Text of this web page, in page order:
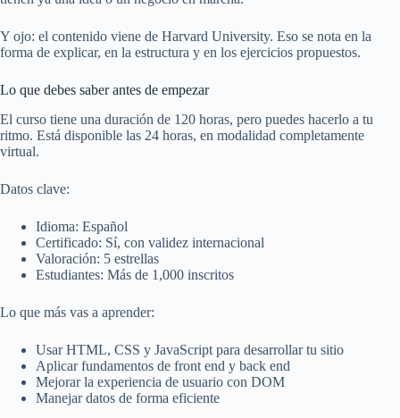
Y ojo: el contenido viene de Harvard University. Eso se nota en la
forma de explicar, en la estructura y en los ejercicios propuestos.
Lo que debes saber antes de empezar
El curso tiene una duración de 120 horas, pero puedes hacerlo a tu
ritmo. Está disponible las 24 horas, en modalidad completamente
virtual.
Datos clave:
Idioma: Español
Certificado: Sí, con validez internacional
Valoración: 5 estrellas
Estudiantes: Más de 1,000 inscritos
Lo que más vas a aprender:
Usar HTML, CSS y JavaScript para desarrollar tu sitio
Aplicar fundamentos de front end y back end
Mejorar la experiencia de usuario con DOM
Manejar datos de forma eficiente